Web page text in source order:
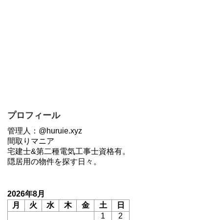
プロフィール
管理人：@huruie.xyz
間取りマニア
宅建士&第二種電気工事士資格有。
隠居用の物件を探す日々。
2026年8月
月
火 水 木 金 土
日
1
2